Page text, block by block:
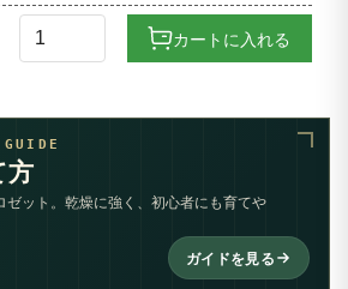
カートに入れる
方
ゼット。乾燥に強く、初心者にも育てや
ガイドを見る